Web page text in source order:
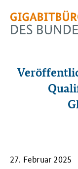
27. Februar 2025